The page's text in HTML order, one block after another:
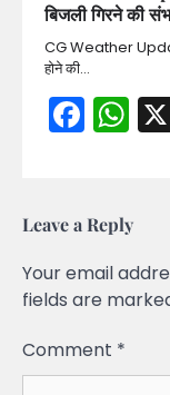
बिजली गिरने की
CG Weather
होने की…
Leave a Reply
Your email
fields are
Comment *